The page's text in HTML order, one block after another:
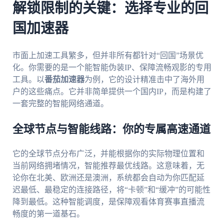
解锁限制的关键：选择专业的回
国加速器
市面上加速工具繁多，但并非所有都针对“回国”场景优
化。你需要的是一个能智能伪装IP、保障流畅观影的专用
工具。以番茄加速器为例，它的设计精准击中了海外用
户的这些痛点。它并非简单提供一个国内IP，而是构建了
一套完整的智能网络通道。
全球节点与智能线路：你的专属高速通道
它的全球节点分布广泛，并能根据你的实际物理位置和
当前网络拥堵情况，智能推荐最优线路。这意味着，无
论你在北美、欧洲还是澳洲，系统都会自动为你匹配延
迟最低、最稳定的连接路径，将“卡顿”和“缓冲”的可能性
降到最低。这种智能调度，是保障观看体育赛事直播流
畅度的第一道基石。